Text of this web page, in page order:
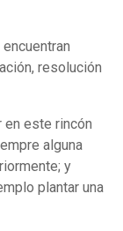
resolución
en este rincón
alguna
y
plantar una